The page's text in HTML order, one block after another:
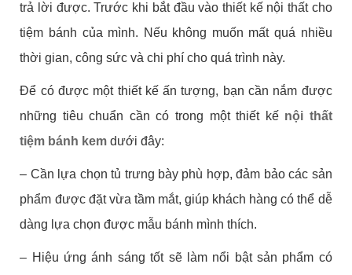
trả lời được. Trước khi bắt đầu vào thiết kế nội thất cho
tiệm bánh của mình. Nếu không muốn mất quá nhiều
thời gian, công sức và chi phí cho quá trình này.
Để có được một thiết kế ấn tượng, bạn cần nắm được
những tiêu chuẩn cần có trong một thiết kế nội thất
tiệm bánh kem dưới đây:
– Cần lựa chọn tủ trưng bày phù hợp, đảm bảo các sản
phẩm được đặt vừa tầm mắt, giúp khách hàng có thể dễ
dàng lựa chọn được mẫu bánh mình thích.
– Hiệu ứng ánh sáng tốt sẽ làm nổi bật sản phẩm có